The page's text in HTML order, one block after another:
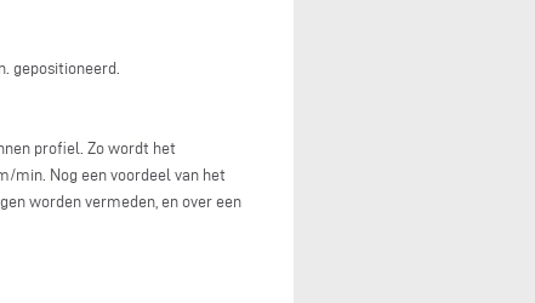
gepositioneerd.
profiel. Zo wordt het
min. Nog een voordeel van het
worden vermeden, en over een